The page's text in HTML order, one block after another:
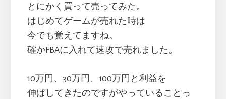
とにかく買って売ってみた。
はじめてゲームが売れた時は
今でも覚えてますね。
確かFBAに入れて速攻で売れました。
10万円、30万円、100万円と利益を
伸ばしてきたのですがやっていることっ